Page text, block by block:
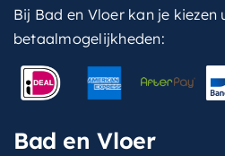
Bij Bad en Vloer kan je kiezen
betaalmogelijkheden:
Bad en Vloer